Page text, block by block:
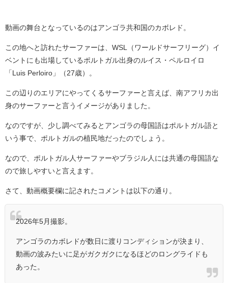
動画の舞台となっているのはアンゴラ共和国のカボレド。
この地へと訪れたサーファーは、WSL（ワールドサーフリーグ）イ
ベントにも出場しているポルトガル出身のルイス・ペルロイロ
「Luis Perloiro」（27歳）。
この辺りのエリアにやってくるサーファーと言えば、南アフリカ出
身のサーファーと言うイメージがありました。
なのですが、少し調べてみるとアンゴラの母国語はポルトガル語と
いう事で、ポルトガルの植民地だったのでしょう。
なので、ポルトガル人サーファーやブラジル人には共通の母国語な
ので旅しやすいと言えます。
さて、動画概要欄に記されたコメントは以下の通り。
2026年5月撮影。
アンゴラのカボレドが数日に渡りコンディションが決まり、
動画の波みたいに足がガクガクになるほどのロングライドも
あった。